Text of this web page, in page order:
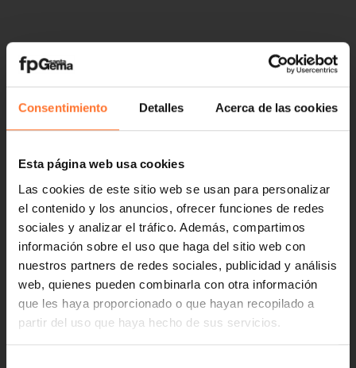
Consentimiento Detalles Acerca de las cookies
Esta página web usa cookies
Las cookies de este sitio web se usan para personalizar
el contenido y los anuncios, ofrecer funciones de redes
sociales y analizar el tráfico. Además, compartimos
información sobre el uso que haga del sitio web con
nuestros partners de redes sociales, publicidad y análisis
web, quienes pueden combinarla con otra información
que les haya proporcionado o que hayan recopilado a
partir del uso que haya hecho de sus servicios.